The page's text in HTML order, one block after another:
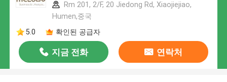
Rm 201, 2/F, 20 Jiedong Rd, Xiaojiejiao,
Humen,중국
5.0
확인된 공급자
지금 전화 연락처